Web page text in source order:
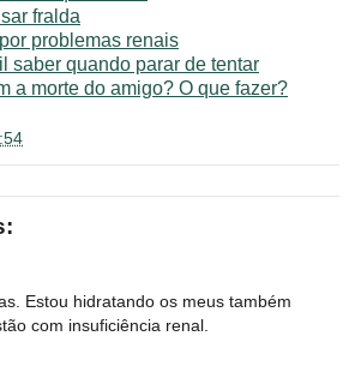
fralda
problemas renais
saber quando parar de tentar
a morte do amigo? O que fazer?
Estou hidratando os meus também
com insuficiência renal.